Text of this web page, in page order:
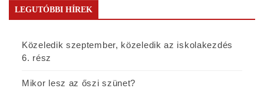
LEGUTÓBBI HÍREK
Közeledik szeptember, közeledik az iskolakezdés
6. rész
Mikor lesz az őszi szünet?